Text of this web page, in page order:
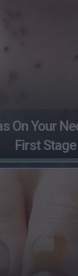
On Your
First Stage